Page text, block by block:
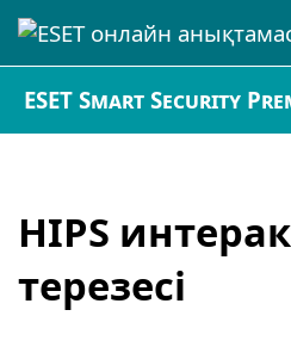
ESET Smart Security
HIPS
терезесі